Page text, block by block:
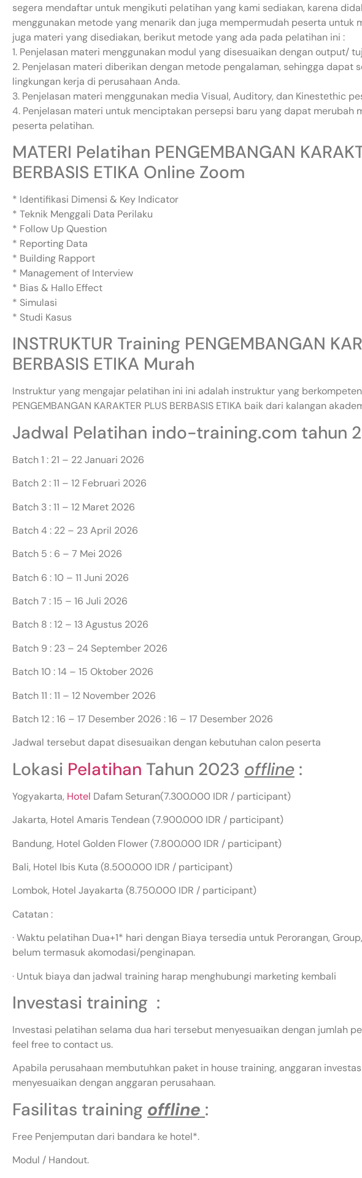
segera mendaftar untuk mengikuti pelatihan yang kami sediakan, karena
menggunakan metode yang menarik dan juga mempermudah peserta untuk
juga materi yang disediakan, berikut metode yang ada pada pelatihan ini :
1. Penjelasan materi menggunakan modul yang disesuaikan dengan output/
2. Penjelasan materi diberikan dengan metode pengalaman, sehingga dapat
lingkungan kerja di perusahaan Anda.
3. Penjelasan materi menggunakan media Visual, Auditory, dan Kinestethic
4. Penjelasan materi untuk menciptakan persepsi baru yang dapat merubah
peserta pelatihan.
MATERI Pelatihan PENGEMBANGAN
BERBASIS ETIKA Online Zoom
* Identifikasi Dimensi & Key Indicator
* Teknik Menggali Data Perilaku
* Follow Up Question
* Reporting Data
* Building Rapport
* Management of Interview
* Bias & Hallo Effect
* Simulasi
* Studi Kasus
INSTRUKTUR Training PENGEMBANGAN
BERBASIS ETIKA Murah
Instruktur yang mengajar pelatihan ini ini adalah instruktur yang
PENGEMBANGAN KARAKTER PLUS BERBASIS ETIKA baik dari kalangan
Jadwal Pelatihan indo-training.com tahun
Batch 1 : 21 – 22 Januari 2026
Batch 2 : 11 – 12 Februari 2026
Batch 3 : 11 – 12 Maret 2026
Batch 4 : 22 – 23 April 2026
Batch 5 : 6 – 7 Mei 2026
Batch 6 : 10 – 11 Juni 2026
Batch 7 : 15 – 16 Juli 2026
Batch 8 : 12 – 13 Agustus 2026
Batch 9 : 23 – 24 September 2026
Batch 10 : 14 – 15 Oktober 2026
Batch 11 : 11 – 12 November 2026
Batch 12 : 16 – 17 Desember 2026 : 16 – 17 Desember 2026
Jadwal tersebut dapat disesuaikan dengan kebutuhan calon peserta
Lokasi Pelatihan Tahun 2023 offline :
Yogyakarta, Hotel Dafam Seturan(7.300.000 IDR / participant)
Jakarta, Hotel Amaris Tendean (7.900.000 IDR / participant)
Bandung, Hotel Golden Flower (7.800.000 IDR / participant)
Bali, Hotel Ibis Kuta (8.500.000 IDR / participant)
Lombok, Hotel Jayakarta (8.750.000 IDR / participant)
Catatan :
· Waktu pelatihan Dua+1* hari dengan Biaya tersedia untuk Perorangan,
belum termasuk akomodasi/penginapan.
· Untuk biaya dan jadwal training harap menghubungi marketing kembali
Investasi training :
Investasi pelatihan selama dua hari tersebut menyesuaikan dengan jumlah
feel free to contact us.
Apabila perusahaan membutuhkan paket in house training, anggaran
menyesuaikan dengan anggaran perusahaan.
Fasilitas training offline :
Free Penjemputan dari bandara ke hotel*.
Modul / Handout.